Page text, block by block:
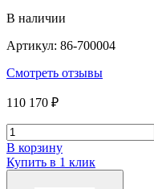
В наличии
Артикул: 86-700004
Смотреть отзывы
110 170 ₽
В корзину
Купить в 1 клик